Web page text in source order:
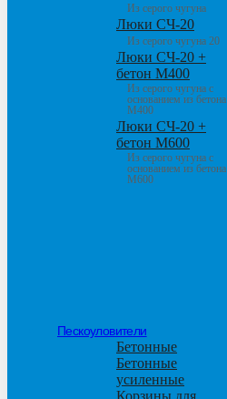
Из серого чугуна
Люки СЧ-20
Из серого чугуна 20
Люки СЧ-20 +
бетон М400
Из серого чугуна с
основанием из бетона
М400
Люки СЧ-20 +
бетон М600
Из серого чугуна с
основанием из бетона
М600
Пескоуловители
Бетонные
Бетонные
усиленные
Корзины для